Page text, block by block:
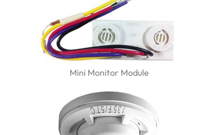
Mini Monitor Module